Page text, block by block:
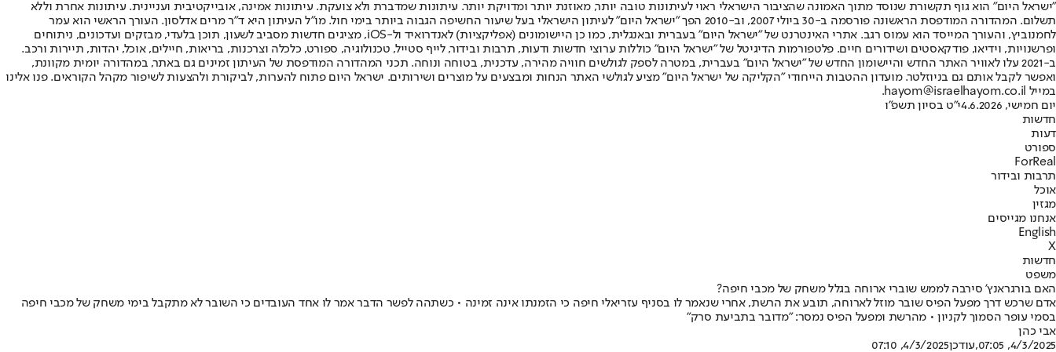
"ישראל היום" הוא גוף תקשורת שנוסד מתוך האמונה שהציבור הישראלי ראוי לעיתונות טובה יותר, מאוזנת יותר ומדויקת יותר. עיתונות שמדברת ולא צועקת. עיתונות אמינה, אובייקטיבית ועניינית. עיתונות אחרת וללא
תשלום. המהדורה המודפסת הראשונה פורסמה ב-30 ביולי 2007, וב-2010 הפך "ישראל היום" לעיתון הישראלי בעל שיעור החשיפה הגבוה ביותר בימי חול. מו"ל העיתון היא ד"ר מרים אדלסון. העורך הראשי הוא עמר
לחמנוביץ, והעורך המייסד הוא עמוס רגב. אתרי האינטרנט של "ישראל היום" בעברית ובאנגלית, כמו כן היישומונים (אפליקציות) לאנדרואיד ול-iOS, מציגים חדשות מסביב לשעון, תוכן בלעדי, מבזקים ועדכונים, ניתוחים
ופרשנויות, וידיאו, פודקאסטים ושידורים חיים. פלטפורמות הדיגיטל של "ישראל היום" כוללות ערוצי חדשות ודעות, תרבות ובידור, לייף סטייל, טכנולוגיה, ספורט, כלכלה וצרכנות, בריאות, חיילים, אוכל, יהדות, תיירות ורכב.
ב-2021 עלו לאוויר האתר החדש והיישומון החדש של "ישראל היום" בעברית, במטרה לספק לגולשים חוויה מהירה, עדכנית, בטוחה ונוחה. תכני המהדורה המודפסת של העיתון זמינים גם באתר, במהדורה יומית מקוונת,
ואפשר לקבל אותם גם בניוזלטר. מועדון ההטבות הייחודי "הקליקה של ישראל היום" מציע לגולשי האתר הנחות ומבצעים על מוצרים ושירותים. ישראל היום פתוח להערות, לביקורת ולהצעות לשיפור מקהל הקוראים. פנו אלינו
במייל hayom@israelhayom.co.il.
יום חמישי, 4.6.2026
י"ט בסיון תשפ"ו
חדשות
דעות
ספורט
ForReal
תרבות ובידור
אוכל
מגזין
אנחנו מגייסים
English
X
חדשות
משפט
האם בורגראנץ' סירבה לממש שוברי ארוחה בגלל משחק של מכבי חיפה?
אדם שרכש דרך מפעל הפיס שובר מוזל לארוחה, תובע את הרשת, אחרי שנאמר לו בסניף עזריאלי חיפה כי הזמנתו אינה זמינה • כשתהה לפשר הדבר אמר לו אחד העובדים כי השובר לא מתקבל בימי משחק של מכבי חיפה
בסמי עופר הסמוך לקניון • מהרשת ומפעל הפיס נמסר: "מדובר בתביעת סרק"
אבי כהן
4/3/2025, 07:05
,עודכן4/3/2025, 07:10